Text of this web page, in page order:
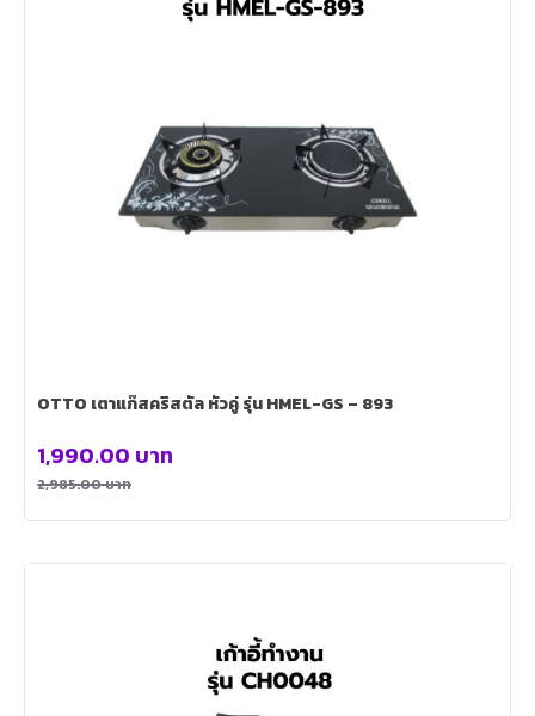
OTTO เตาแก๊สคริสตัล หัวคู่ รุ่น HMEL-GS – 893
2,985.00บาท
1,990.00 บาท